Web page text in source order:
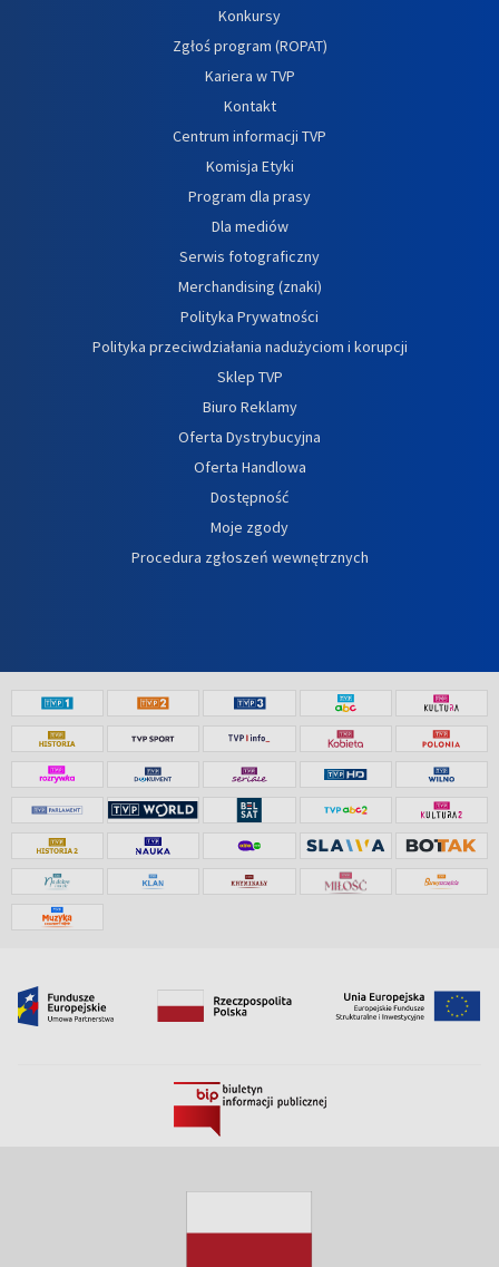
Konkursy
Zgłoś program (ROPAT)
Kariera w TVP
Kontakt
Centrum informacji TVP
Komisja Etyki
Program dla prasy
Dla mediów
Serwis fotograficzny
Merchandising (znaki)
Polityka Prywatności
Polityka przeciwdziałania nadużyciom i korupcji
Sklep TVP
Biuro Reklamy
Oferta Dystrybucyjna
Oferta Handlowa
Dostępność
Moje zgody
Procedura zgłoszeń wewnętrznych